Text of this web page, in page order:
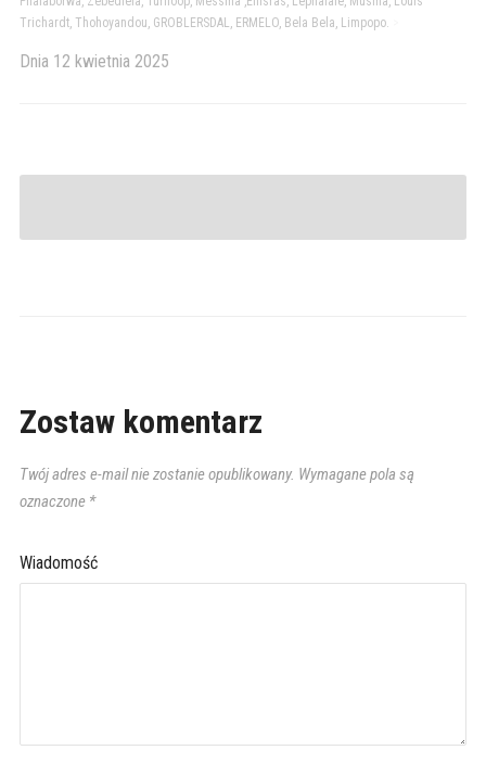
Trichardt, Thohoyandou, GROBLERSDAL, ERMELO, Bela Bela, Limpopo.
Dnia 12 kwietnia 2025
Zostaw komentarz
Twój adres e-mail nie zostanie opublikowany. Wymagane pola są
oznaczone *
Wiadomość